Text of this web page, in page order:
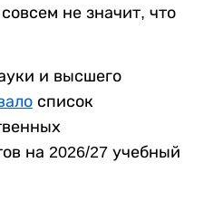
не значит, что
и высшего
список
на 2026/27 учебный